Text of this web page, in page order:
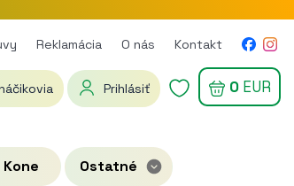
Reklamácia O nás Kontakt
Prihlásiť 0 EUR
Kone Ostatné